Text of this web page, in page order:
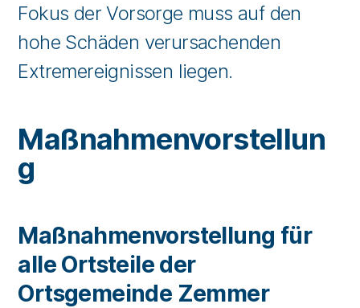
Fokus der Vorsorge muss auf den
hohe Schäden verursachenden
Extremereignissen liegen.
Maßnahmenvorstellun
g
Maßnahmenvorstellung für
alle Ortsteile der
Ortsgemeinde Zemmer